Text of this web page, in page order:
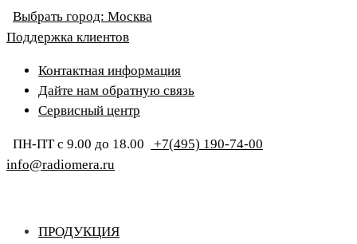
Выбрать город: Москва
Поддержка клиентов
Контактная информация
Дайте нам обратную связь
Сервисный центр
ПН-ПТ с 9.00 до 18.00
+7(495) 190-74-00
info@radiomera.ru
ПРОДУКЦИЯ